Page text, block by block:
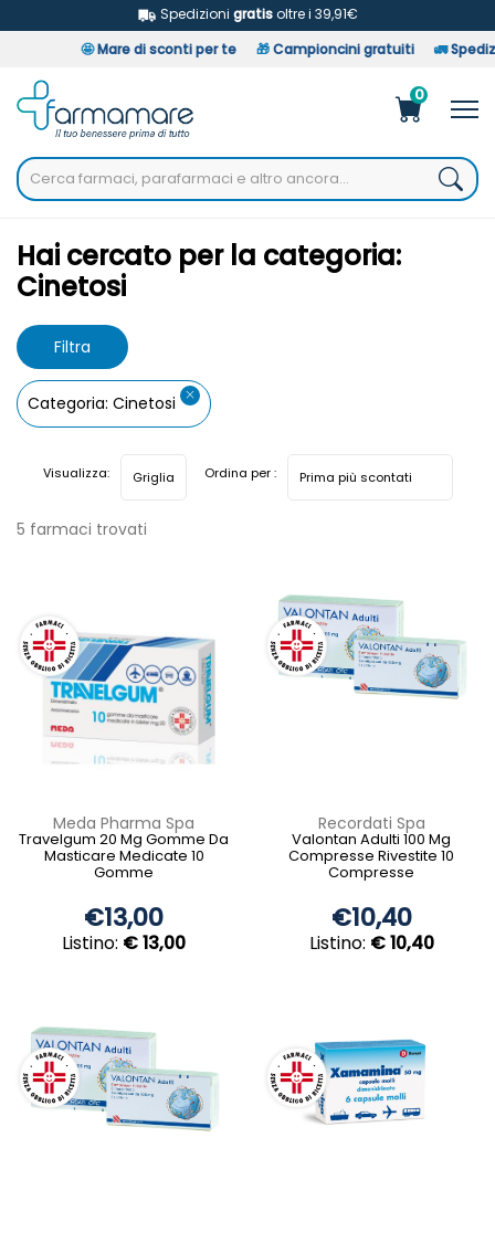
Spedizioni gratisoltre i 39,91€
Mare di sconti per te🎁 Campioncini gratuiti
0
Home Categorie Farmaci Cinetosi
Hai cercato per la categoria:
Cinetosi
Filtra
risultati
Categoria: Cinetosi
5 farmaci trovati
Visualizza: Ordina per :
Meda Pharma Spa
Travelgum 20 Mg Gomme Da
Masticare Medicate 10
Gomme
€13,00
Listino: € 13,00
Recordati Spa
Valontan Adulti 100 Mg
Compresse Rivestite 10
Compresse
€10,40
Listino: € 10,40